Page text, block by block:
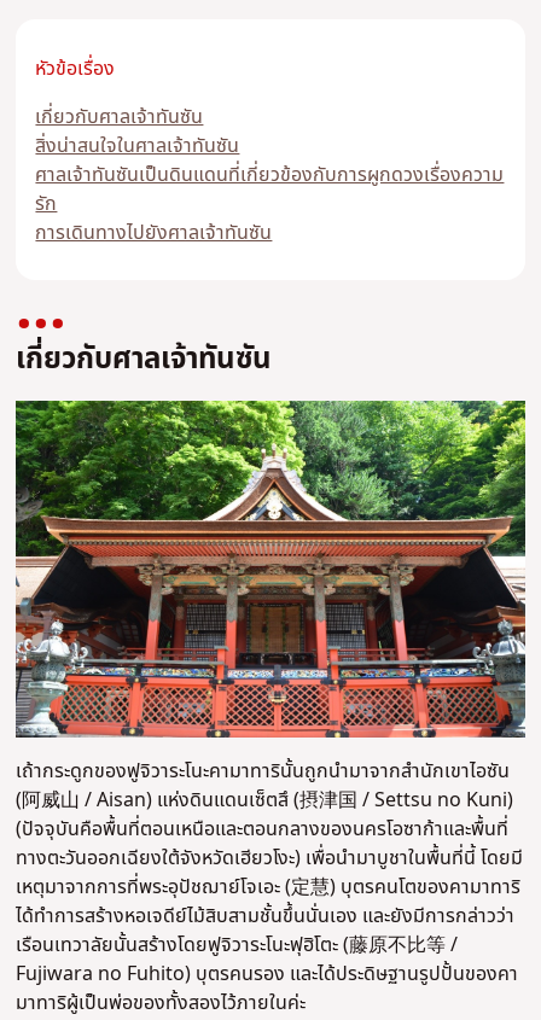
หัวข้อเรื่อง
เกี่ยวกับศาลเจ้าทันซัน
สิ่งน่าสนใจในศาลเจ้าทันซัน
ศาลเจ้าทันซันเป็นดินแดนที่เกี่ยวข้องกับการผูกดวงเรื่องความ
รัก
การเดินทางไปยังศาลเจ้าทันซัน
เกี่ยวกับศาลเจ้าทันซัน
เถ้ากระดูกของฟูจิวาระโนะคามาทารินั้นถูกนำมาจากสำนักเขาไอซัน
(阿威山 / Aisan) แห่งดินแดนเซ็ตสึ (摂津国 / Settsu no Kuni)
(ปัจจุบันคือพื้นที่ตอนเหนือและตอนกลางของนครโอซาก้าและพื้นที่
ทางตะวันออกเฉียงใต้จังหวัดเฮียวโงะ) เพื่อนำมาบูชาในพื้นที่นี้ โดยมี
เหตุมาจากการที่พระอุปัชฌาย์โจเอะ (定慧) บุตรคนโตของคามาทาริ
ได้ทำการสร้างหอเจดีย์ไม้สิบสามชั้นขึ้นนั่นเอง และยังมีการกล่าวว่า
เรือนเทวาลัยนั้นสร้างโดยฟูจิวาระโนะฟุฮิโตะ (藤原不比等 /
Fujiwara no Fuhito) บุตรคนรอง และได้ประดิษฐานรูปปั้นของคา
มาทาริผู้เป็นพ่อของทั้งสองไว้ภายในค่ะ